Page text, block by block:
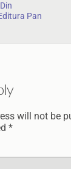
Pan
will not be
*